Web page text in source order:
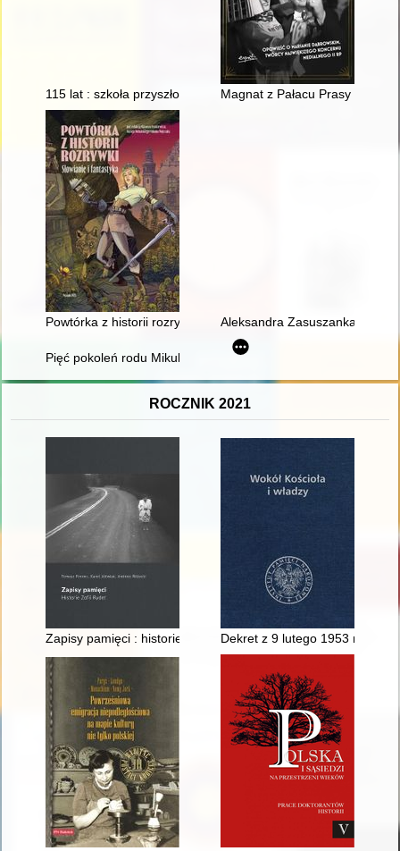
115 lat : szkoła przyszłości : Zespół Szkół Mechanicznych
Magnat z Pałacu Prasy :
Powtórka z historii rozrywki : Słowianie i fantastyka
Aleksandra Zasuszanka-
Pięć pokoleń rodu Mikulskich. T. 1
ROCZNIK 2021
Zapisy pamięci : historie Zofii RydetDekret z 9 lutego 1953 r., jego